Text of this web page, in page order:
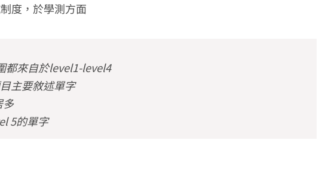
度，於學測方面
都來自於level1-level4
主要敘述單字
多
5的單字